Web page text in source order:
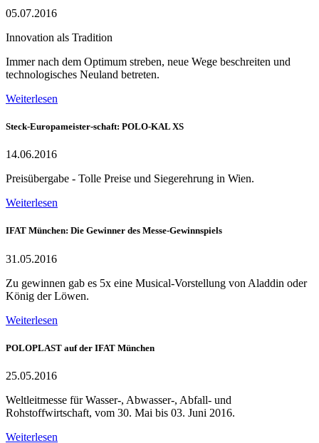
05.07.2016
Innovation als Tradition
Immer nach dem Optimum streben, neue Wege beschreiten und
technologisches Neuland betreten.
Weiterlesen
Steck-Europameister-schaft: POLO-KAL XS
14.06.2016
Preisübergabe - Tolle Preise und Siegerehrung in Wien.
Weiterlesen
IFAT München: Die Gewinner des Messe-Gewinnspiels
31.05.2016
Zu gewinnen gab es 5x eine Musical-Vorstellung von Aladdin oder
König der Löwen.
Weiterlesen
POLOPLAST auf der IFAT München
25.05.2016
Weltleitmesse für Wasser-, Abwasser-, Abfall- und
Rohstoffwirtschaft, vom 30. Mai bis 03. Juni 2016.
Weiterlesen